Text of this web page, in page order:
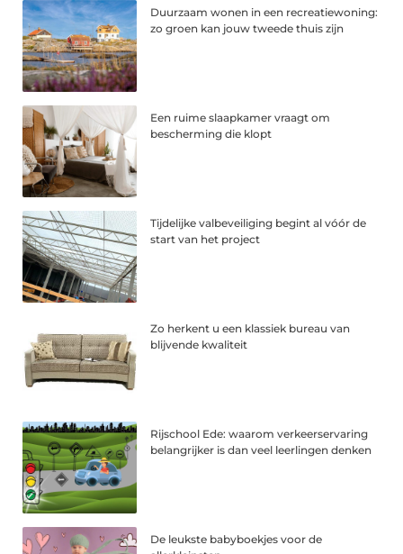
Duurzaam wonen in een recreatiewoning:
zo groen kan jouw tweede thuis zijn
Een ruime slaapkamer vraagt om
bescherming die klopt
Tijdelijke valbeveiliging begint al vóór de
start van het project
Zo herkent u een klassiek bureau van
blijvende kwaliteit
Rijschool Ede: waarom verkeerservaring
belangrijker is dan veel leerlingen denken
De leukste babyboekjes voor de